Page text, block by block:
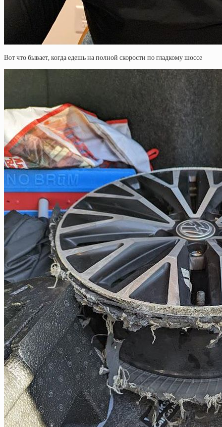
Вот что бывает, когда едешь на полной скорости по гладкому шоссе